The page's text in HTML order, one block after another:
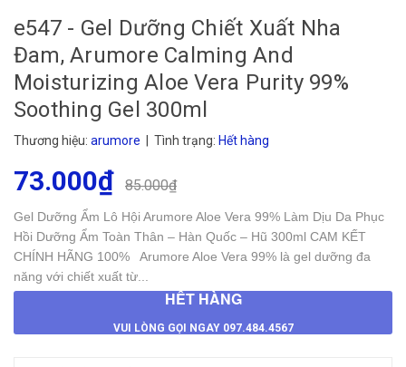
e547 - Gel Dưỡng Chiết Xuất Nha
Đam, Arumore Calming And
Moisturizing Aloe Vera Purity 99%
Soothing Gel 300ml
Thương hiệu: arumore | Tình trạng: Hết hàng
73.000₫ 85.000₫
Gel Dưỡng Ẩm Lô Hội Arumore Aloe Vera 99% Làm Dịu Da Phục
Hồi Dưỡng Ẩm Toàn Thân – Hàn Quốc – Hũ 300ml CAM KẾT
CHÍNH HÃNG 100% Arumore Aloe Vera 99% là gel dưỡng đa
năng với chiết xuất từ...
HẾT HÀNG
VUI LÒNG GỌI NGAY 097.484.4567